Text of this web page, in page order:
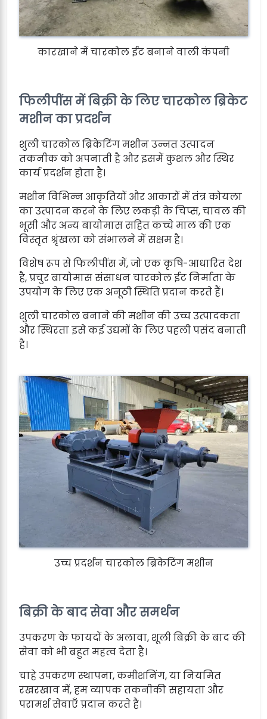
कारखाने में चारकोल ईट बनाने वाली कंपनी
फिलीपींस में बिक्री के लिए चारकोल ब्रिकेट
मशीन का प्रदर्शन
शुली चारकोल ब्रिकेटिंग मशीन उन्नत उत्पादन
तकनीक को अपनाती है और इसमें कुशल और स्थिर
कार्य प्रदर्शन होता है।
मशीन विभिन्न आकृतियों और आकारों में तंत्र कोयला
का उत्पादन करने के लिए लकड़ी के चिप्स, चावल की
भूसी और अन्य बायोमास सहित कच्चे माल की एक
विस्तृत श्रृंखला को संभालने में सक्षम है।
विशेष रूप से फिलीपींस में, जो एक कृषि-आधारित देश
है, प्रचुर बायोमास संसाधन चारकोल ईट निर्माता के
उपयोग के लिए एक अनूठी स्थिति प्रदान करते हैं।
शुली चारकोल बनाने की मशीन की उच्च उत्पादकता
और स्थिरता इसे कई उद्यमों के लिए पहली पसंद बनाती
है।
उच्च प्रदर्शन चारकोल ब्रिकेटिंग मशीन
बिक्री के बाद सेवा और समर्थन
उपकरण के फायदों के अलावा, शूली बिक्री के बाद की
सेवा को भी बहुत महत्व देता है।
चाहे उपकरण स्थापना, कमीशनिंग, या नियमित
रखरखाव में, हम व्यापक तकनीकी सहायता और
परामर्श सेवाएँ प्रदान करते हैं।